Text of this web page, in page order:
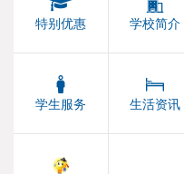
特别优惠 学校简介
学生服务 生活资讯